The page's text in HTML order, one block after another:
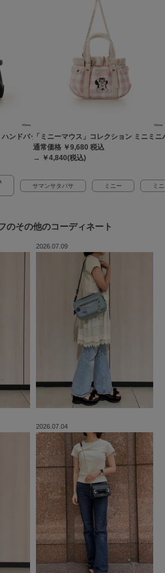
ハンドバッグ「ミニーマウス」コレクション ミニミ
通常価格 ￥9,680 税込
→ ￥4,840(税込)
サマンサタバサ ミニー ミ
のその他のコーディネート
2026.07.09
2026.07.04